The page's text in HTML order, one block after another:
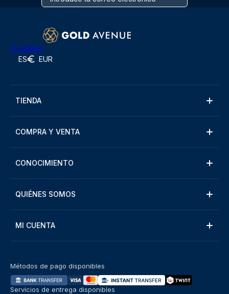
Trustpilot
ES EUR
TIENDA
COMPRA Y VENTA
CONOCIMIENTO
QUIÉNES SOMOS
MI CUENTA
Métodos de pago disponibles
Servicios de entrega disponibles